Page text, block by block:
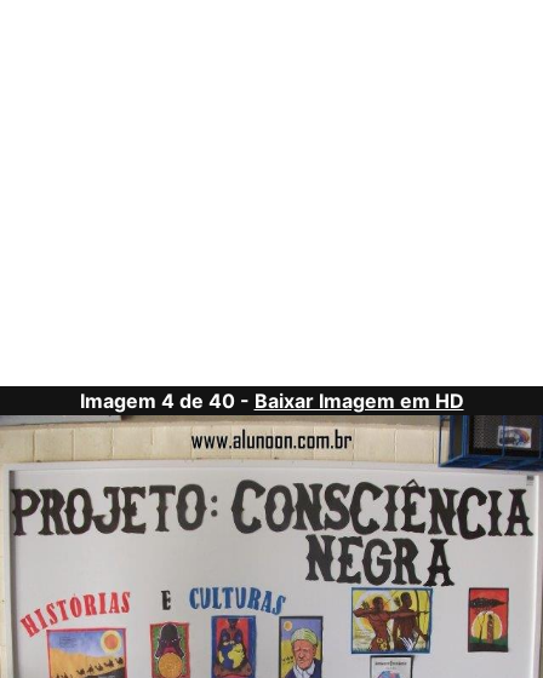
Imagem 4 de 40 - Baixar Imagem em HD